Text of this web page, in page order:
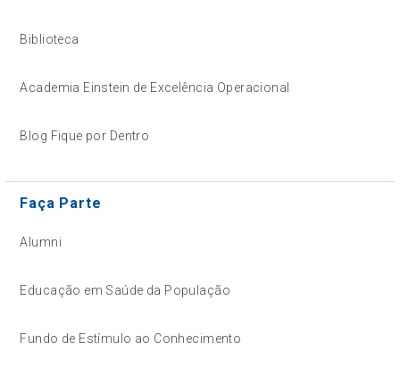
Biblioteca
Academia Einstein de Excelência Operacional
Blog Fique por Dentro
Faça Parte
Alumni
Educação em Saúde da População
Fundo de Estímulo ao Conhecimento